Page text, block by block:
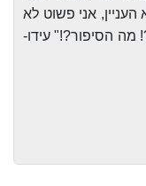
אני פשוט לא
מה הסיפור?!" עידו-